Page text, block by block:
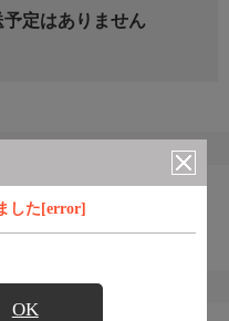
した[error]
OK
予定はありません